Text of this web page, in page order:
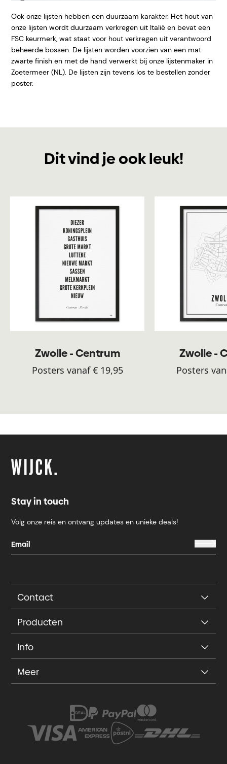
Ook onze lijsten hebben een duurzaam karakter. Het hout van
onze lijsten wordt duurzaam verkregen uit Italië en bevat een
FSC keurmerk, wat staat voor hout verkregen uit verantwoord
beheerde bossen. De lijsten worden voorzien van een mat
zwarte finish en met de hand verwerkt bij onze lijstenmaker in
Zoetermeer (NL). De lijsten zijn tevens los te bestellen zonder
poster.
Dit vind je ook leuk!
Zwolle - Centrum
Posters vanaf € 19,95
Zwolle -
Posters
Stay in touch
Volg onze reis en ontvang updates en unieke deals!
Contact
Producten
Info
Meer